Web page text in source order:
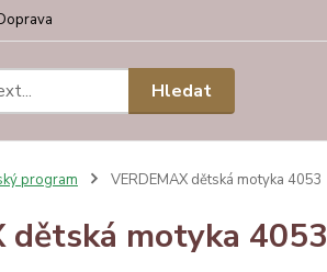
Hledat
program VERDEMAX dětská motyka 4053
dětská motyka 4053